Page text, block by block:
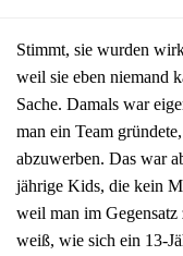
Stimmt, sie wurden
weil sie eben niemand
Sache. Damals war
man ein Team
abzuwerben. Das war
jährige Kids, die kein
weil man im
weiß, wie sich ein 13-